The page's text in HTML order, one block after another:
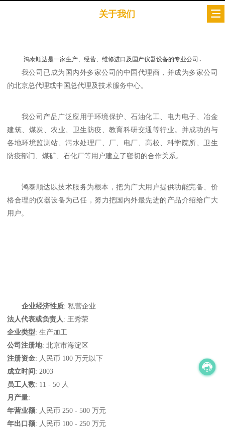
关于我们
鸿泰顺达是一家生产、经营、维修进口及国产仪器设备的专业公司.
我公司已成为国内外多家公司的中国代理商，并成为多家公司
的北京总代理或中国总代理及技术服务中心。
我公司产品广泛应用于环境保护、石油化工、电力电子、冶金
建筑、煤炭、农业、卫生防疫、教育科研交通等行业。并成功的与
各地环境监测站、污水处理厂、厂、电厂、高校、科学院所、卫生
防疫部门、煤矿、石化厂等用户建立了密切的合作关系。
鸿泰顺达以技术服务为根本，把为广大用户提供功能完备、价
格合理的仪器设备为己任，努力把国内外最先进的产品介绍给广大
用户。
企业经济性质: 私营企业
法人代表或负责人: 王秀荣
企业类型: 生产加工
公司注册地: 北京市海淀区
注册资金: 人民币 100 万元以下
成立时间: 2003
员工人数: 11 - 50 人
月产量:
年营业额: 人民币 250 - 500 万元
年出口额: 人民币 100 - 250 万元